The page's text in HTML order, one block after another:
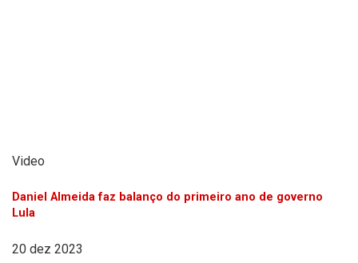
Video
Daniel Almeida faz balanço do primeiro ano de governo
Lula
20 dez 2023